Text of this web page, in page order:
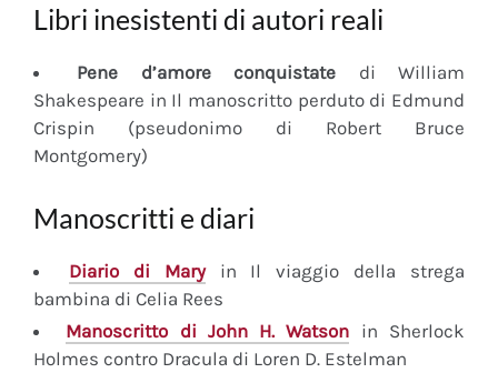
Libri inesistenti di autori reali
Pene d’amore conquistate di William
Shakespeare in Il manoscritto perduto di Edmund
Crispin (pseudonimo di Robert Bruce
Montgomery)
Manoscritti e diari
Diariodi Maryin Il viaggio della strega
bambina di Celia Rees
Manoscritto di John H. Watson in Sherlock
Holmes contro Dracula di Loren D. Estelman